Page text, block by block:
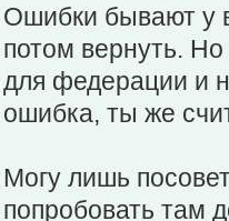
Ошибки бывают у
потом вернуть.
для федерации и
ошибка, ты же
Могу лишь
попробовать там